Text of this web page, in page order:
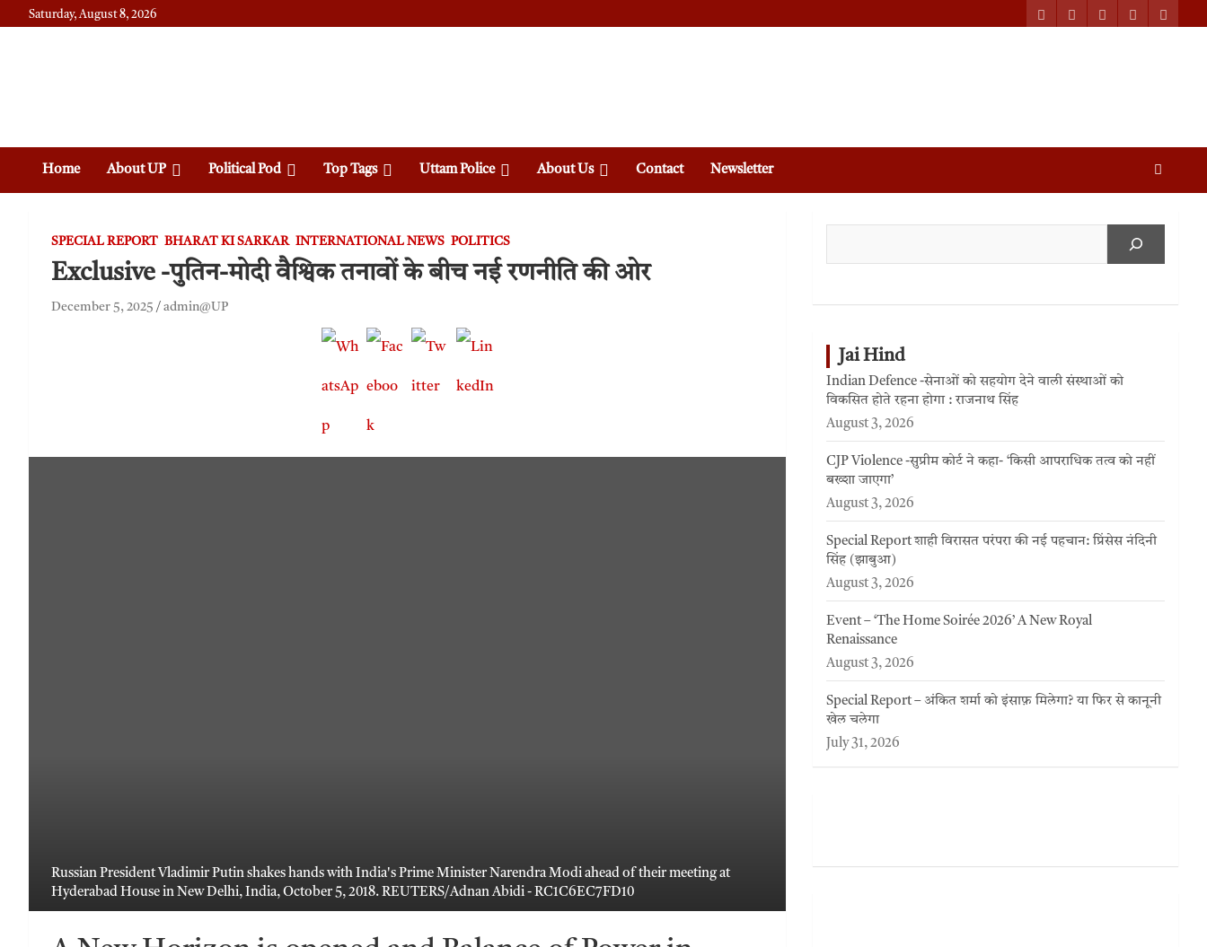
Saturday, August 8, 2026
Home About UP Political Pod Top Tags Uttam Police About Us Contact Newsletter
Russian President Vladimir Putin shakes hands with India's Prime Minister Narendra Modi ahead of their meeting at
Hyderabad House in New Delhi, India, October 5, 2018. REUTERS/Adnan Abidi - RC1C6EC7FD10
SPECIAL REPORT BHARAT KI SARKAR INTERNATIONAL NEWS POLITICS
Exclusive -पुतिन-मोदी वैश्विक तनावों के बीच नई रणनीति की ओर
December 5, 2025 admin@UP
Jai Hind
Indian Defence -सेनाओं को सहयोग देने वाली संस्थाओं को
विकसित होते रहना होगा : राजनाथ सिंह
August 3, 2026
CJP Violence -सुप्रीम कोर्ट ने कहा- ‘किसी आपराधिक तत्व को नहीं
बख्शा जाएगा’
August 3, 2026
Special Report शाही विरासत परंपरा की नई पहचान: प्रिंसेस नंदिनी
सिंह (झाबुआ)
August 3, 2026
Event – ‘The Home Soirée 2026’ A New Royal
Renaissance
August 3, 2026
Special Report – अंकित शर्मा को इंसाफ़ मिलेगा? या फिर से कानूनी
खेल चलेगा
July 31, 2026